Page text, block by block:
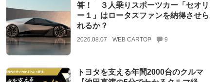
答！ ３人乗りスポーツカー「セオリ
ー１」はロータスファンを納得させら
れるか？
2026.08.07 WEB CARTOP 9
トヨタを支える年間2000台のクルマ